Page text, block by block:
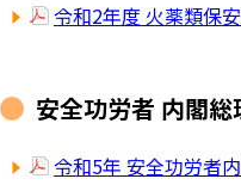
令和2年度 火薬類保
安全功労者 内閣
令和5年 安全功労者